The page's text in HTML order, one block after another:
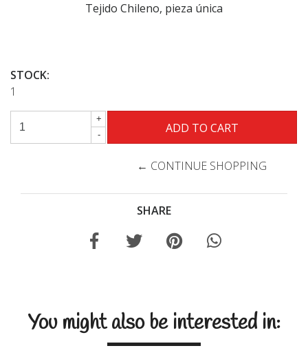
Tejido Chileno, pieza única
STOCK:
1
+
-
← CONTINUE SHOPPING
SHARE
You might also be interested in: